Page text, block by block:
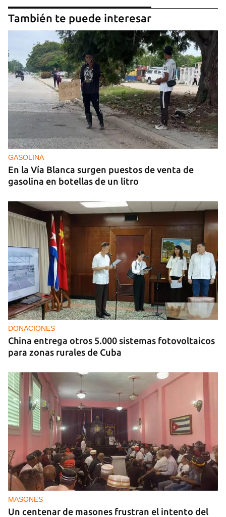
También te puede interesar
GASOLINA
En la Vía Blanca surgen puestos de venta de
gasolina en botellas de un litro
DONACIONES
China entrega otros 5.000 sistemas fotovoltaicos
para zonas rurales de Cuba
MASONES
Un centenar de masones frustran el intento del